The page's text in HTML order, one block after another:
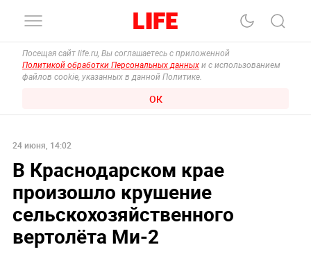
Посещая сайт life.ru, Вы соглашаетесь с приложенной
Политикой обработки Персональных данных и с использованием
файлов cookie, указанных в данной Политике.
ОК
24 июня, 14:02
В Краснодарском крае
произошло крушение
сельскохозяйственного
вертолёта Ми-2